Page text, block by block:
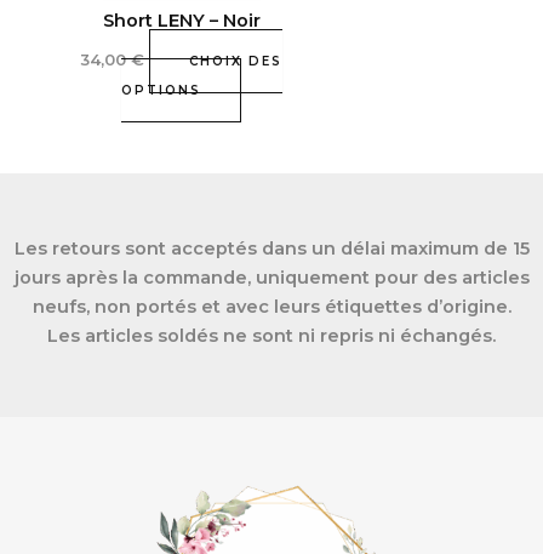
Short LENY – Noir
34,00€
CHOIX DES
OPTIONS
choisies
sur
la
page
Les retours sont acceptés dans un délai maximum de 15
jours après la commande, uniquement pour des articles
neufs, non portés et avec leurs étiquettes d’origine.
Les articles soldés ne sont ni repris ni échangés.